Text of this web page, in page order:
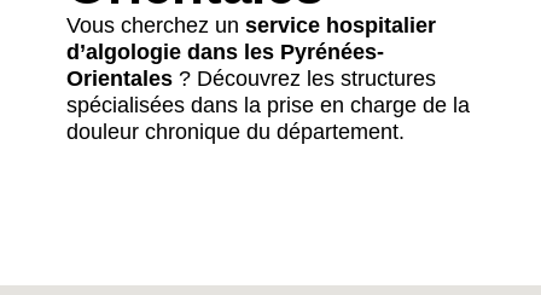
Vous cherchez un service hospitalier
d’algologie dans les Pyrénées-
Orientales ? Découvrez les structures
spécialisées dans la prise en charge de la
douleur chronique du département.